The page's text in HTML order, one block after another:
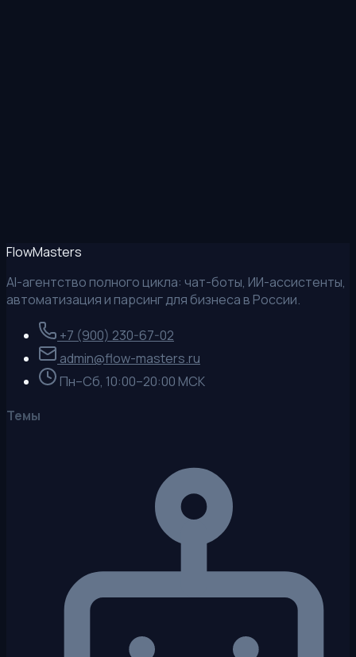
FlowMasters
AI-агентство полного цикла: чат-боты, ИИ-ассистенты,
автоматизация и парсинг для бизнеса в России.
+7 (900) 230-67-02
admin@flow-masters.ru
Пн–Сб, 10:00–20:00 МСК
Темы